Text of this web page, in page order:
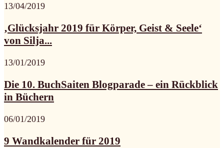
13/04/2019
‚Glücksjahr 2019 für Körper, Geist & Seele‘
von Silja...
13/01/2019
Die 10. BuchSaiten Blogparade – ein Rückblick
in Büchern
06/01/2019
9 Wandkalender für 2019